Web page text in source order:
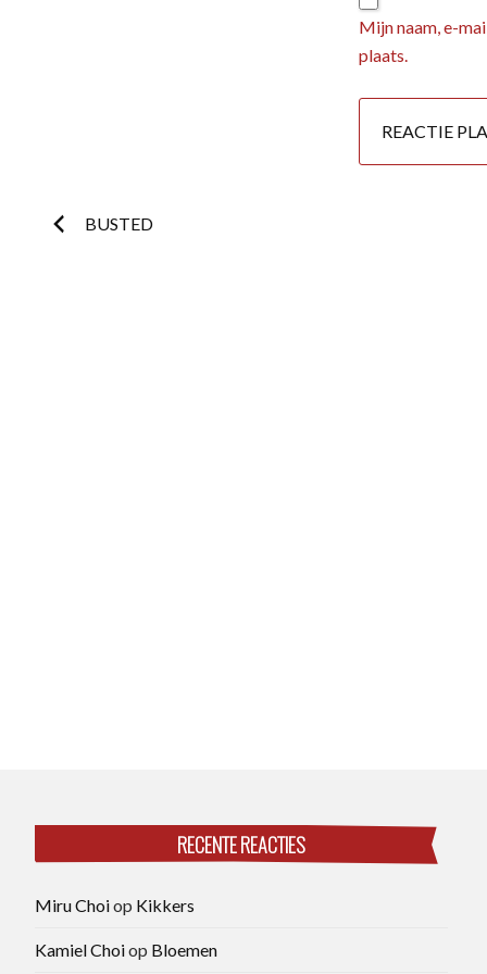
Mijn naam, e-
plaats.
Postnavigatie
BUSTED
RECENTE REACTIES
Miru Choiop Kikkers
Kamiel Choiop Bloemen